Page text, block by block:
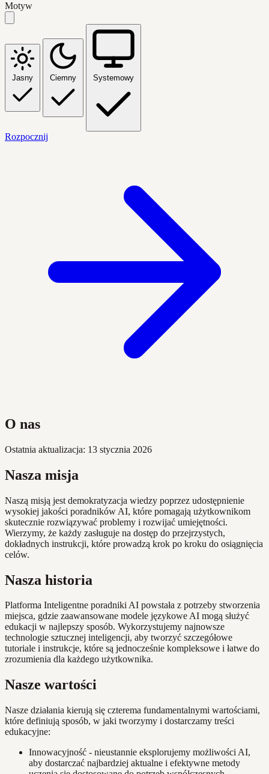
Motyw
Jasny Ciemny Systemowy
Rozpocznij
O nas
Ostatnia aktualizacja: 13 stycznia 2026
Nasza misja
Naszą misją jest demokratyzacja wiedzy poprzez udostępnienie
wysokiej jakości poradników AI, które pomagają użytkownikom
skutecznie rozwiązywać problemy i rozwijać umiejętności.
Wierzymy, że każdy zasługuje na dostęp do przejrzystych,
dokładnych instrukcji, które prowadzą krok po kroku do osiągnięcia
celów.
Nasza historia
Platforma Inteligentne poradniki AI powstała z potrzeby stworzenia
miejsca, gdzie zaawansowane modele językowe AI mogą służyć
edukacji w najlepszy sposób. Wykorzystujemy najnowsze
technologie sztucznej inteligencji, aby tworzyć szczegółowe
tutoriale i instrukcje, które są jednocześnie kompleksowe i łatwe do
zrozumienia dla każdego użytkownika.
Nasze wartości
Nasze działania kierują się czterema fundamentalnymi wartościami,
które definiują sposób, w jaki tworzymy i dostarczamy treści
edukacyjne:
Innowacyjność - nieustannie eksplorujemy możliwości AI,
aby dostarczać najbardziej aktualne i efektywne metody